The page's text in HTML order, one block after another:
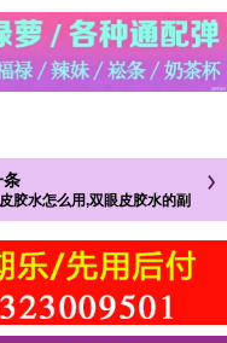
条
胶水怎么用,双眼皮胶水的副